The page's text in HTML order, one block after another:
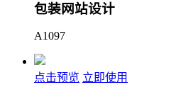
包装网站设计
A1097
点击预览 立即使用